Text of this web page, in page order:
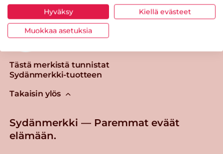
Tästä merkistä tunnistat
Sydänmerkki-tuotteen
Takaisin ylös
Sydänmerkki — Paremmat eväät
elämään.
Hyväksy Kiellä evästeet
Muokkaa asetuksia